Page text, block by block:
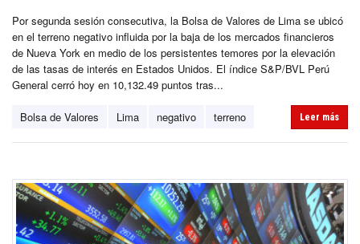
Por segunda sesión consecutiva, la Bolsa de Valores de Lima se ubicó
en el terreno negativo influida por la baja de los mercados financieros
de Nueva York en medio de los persistentes temores por la elevación
de las tasas de interés en Estados Unidos. El índice S&P/BVL Perú
General cerró hoy en 10,132.49 puntos tras...
Bolsa de Valores Lima negativo terreno Leer más